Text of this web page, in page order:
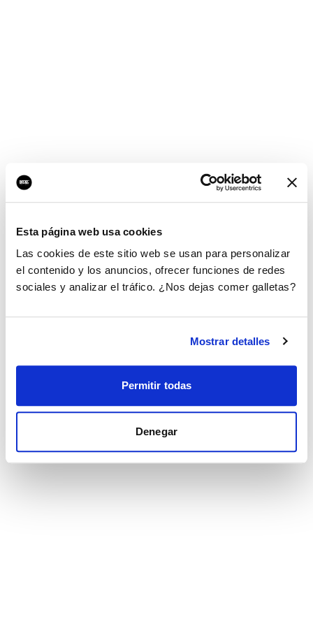
Esta página web usa cookies
Las cookies de este sitio web se usan para personalizar
el contenido y los anuncios, ofrecer funciones de redes
sociales y analizar el tráfico. ¿Nos dejas comer galletas?
Mostrar detalles
Permitir todas
Denegar